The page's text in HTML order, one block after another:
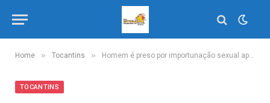
Home » Tocantins » Homem é preso por importunação sexual após tentar violentar irmã de namorada
TOCANTINS